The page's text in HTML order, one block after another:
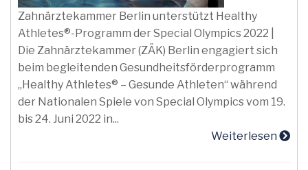
Zahnärztekammer Berlin unterstützt Healthy
Athletes®-Programm der Special Olympics 2022 |
Die Zahnärztekammer (ZÄK) Berlin engagiert sich
beim begleitenden Gesundheitsförderprogramm
„Healthy Athletes® – Gesunde Athleten“ während
der Nationalen Spiele von Special Olympics vom 19.
bis 24. Juni 2022 in...
Weiterlesen